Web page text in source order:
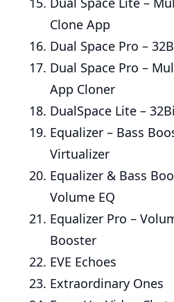
Clone App
Dual Space Pro –
Dual Space Pro –
App Cloner
DualSpace Lite –
Equalizer – Bass
Virtualizer
Equalizer & Bass
Volume EQ
Equalizer Pro –
Booster
EVE Echoes
Extraordinary Ones